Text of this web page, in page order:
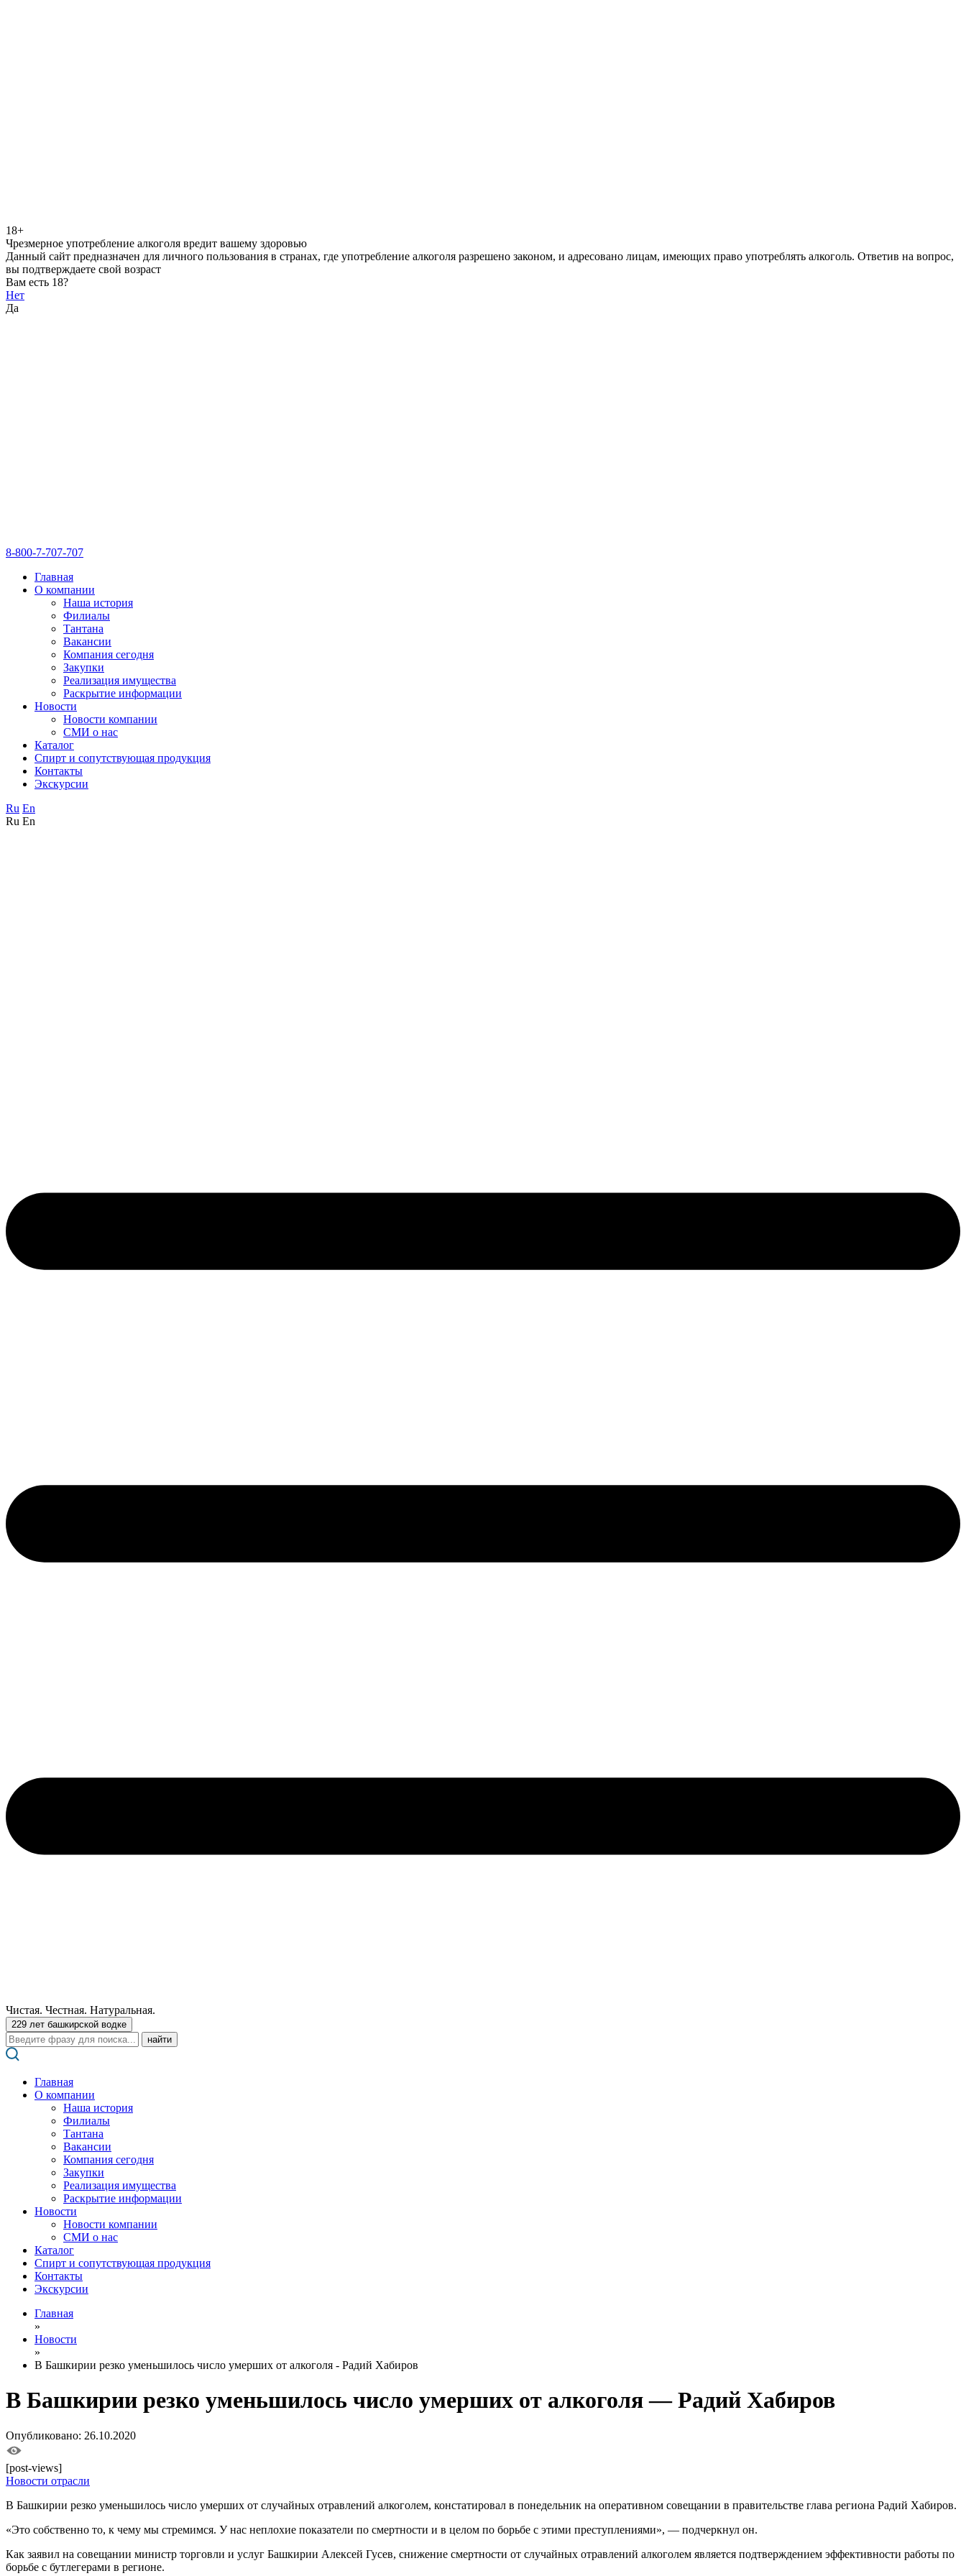
18+
Чрезмерное употребление алкоголя вредит вашему здоровью
Данный сайт предназначен для личного пользования в странах, где употребление алкоголя разрешено законом, и адресовано лицам, имеющих право употреблять алкоголь. Ответив на вопрос,
вы подтверждаете свой возраст
Вам есть 18?
Нет
Да
8-800-7-707-707
Главная
О компании
Наша история
Филиалы
Тантана
Вакансии
Компания сегодня
Закупки
Реализация имущества
Раскрытие информации
Новости
Новости компании
СМИ о нас
Каталог
Спирт и сопутствующая продукция
Контакты
Экскурсии
Ru En
Ru En
Чистая. Честная. Натуральная.
229 лет башкирской водке
Поиск:
Главная
О компании
Наша история
Филиалы
Тантана
Вакансии
Компания сегодня
Закупки
Реализация имущества
Раскрытие информации
Новости
Новости компании
СМИ о нас
Каталог
Спирт и сопутствующая продукция
Контакты
Экскурсии
Главная
»
Новости
»
В Башкирии резко уменьшилось число умерших от алкоголя - Радий Хабиров
В Башкирии резко уменьшилось число умерших от алкоголя — Радий Хабиров
Опубликовано: 26.10.2020
[post-views]
Новости отрасли
В Башкирии резко уменьшилось число умерших от случайных отравлений алкоголем, констатировал в понедельник на оперативном совещании в правительстве глава региона Радий Хабиров.
«Это собственно то, к чему мы стремимся. У нас неплохие показатели по смертности и в целом по борьбе с этими преступлениями», — подчеркнул он.
Как заявил на совещании министр торговли и услуг Башкирии Алексей Гусев, снижение смертности от случайных отравлений алкоголем является подтверждением эффективности работы по
борьбе с бутлегерами в регионе.